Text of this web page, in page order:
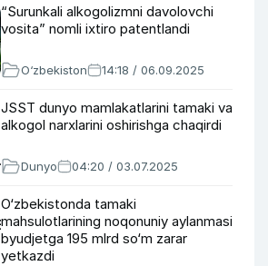
“Surunkali alkogolizmni davolovchi
vosita” nomli ixtiro patentlandi
O‘zbekiston 14:18 / 06.09.2025
JSST dunyo mamlakatlarini tamaki va
alkogol narxlarini oshirishga chaqirdi
Dunyo 04:20 / 03.07.2025
O‘zbekistonda tamaki
mahsulotlarining noqonuniy aylanmasi
byudjetga 195 mlrd so‘m zarar
yetkazdi